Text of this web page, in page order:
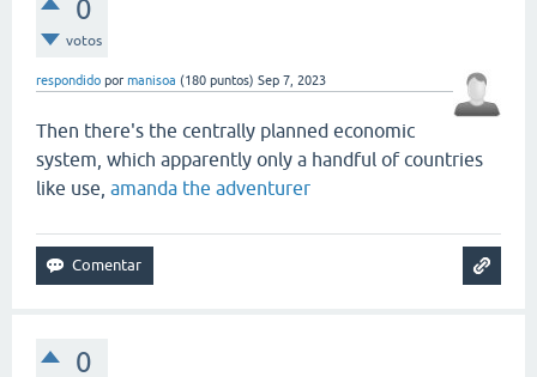
0
votos
respondido por manisoa (180 puntos) Sep 7, 2023
Then there's the centrally planned economic
system, which apparently only a handful of countries
like use, amanda the adventurer
0